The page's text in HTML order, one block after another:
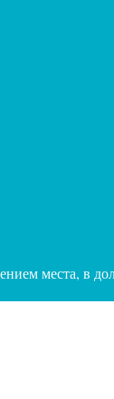
места, в